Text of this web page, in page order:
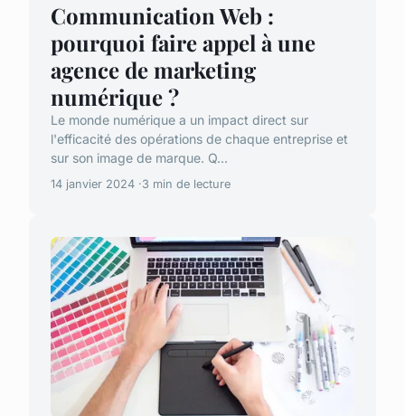
Communication Web :
pourquoi faire appel à une
agence de marketing
numérique ?
Le monde numérique a un impact direct sur
l'efficacité des opérations de chaque entreprise et
sur son image de marque. Q...
14 janvier 2024 3 min de lecture